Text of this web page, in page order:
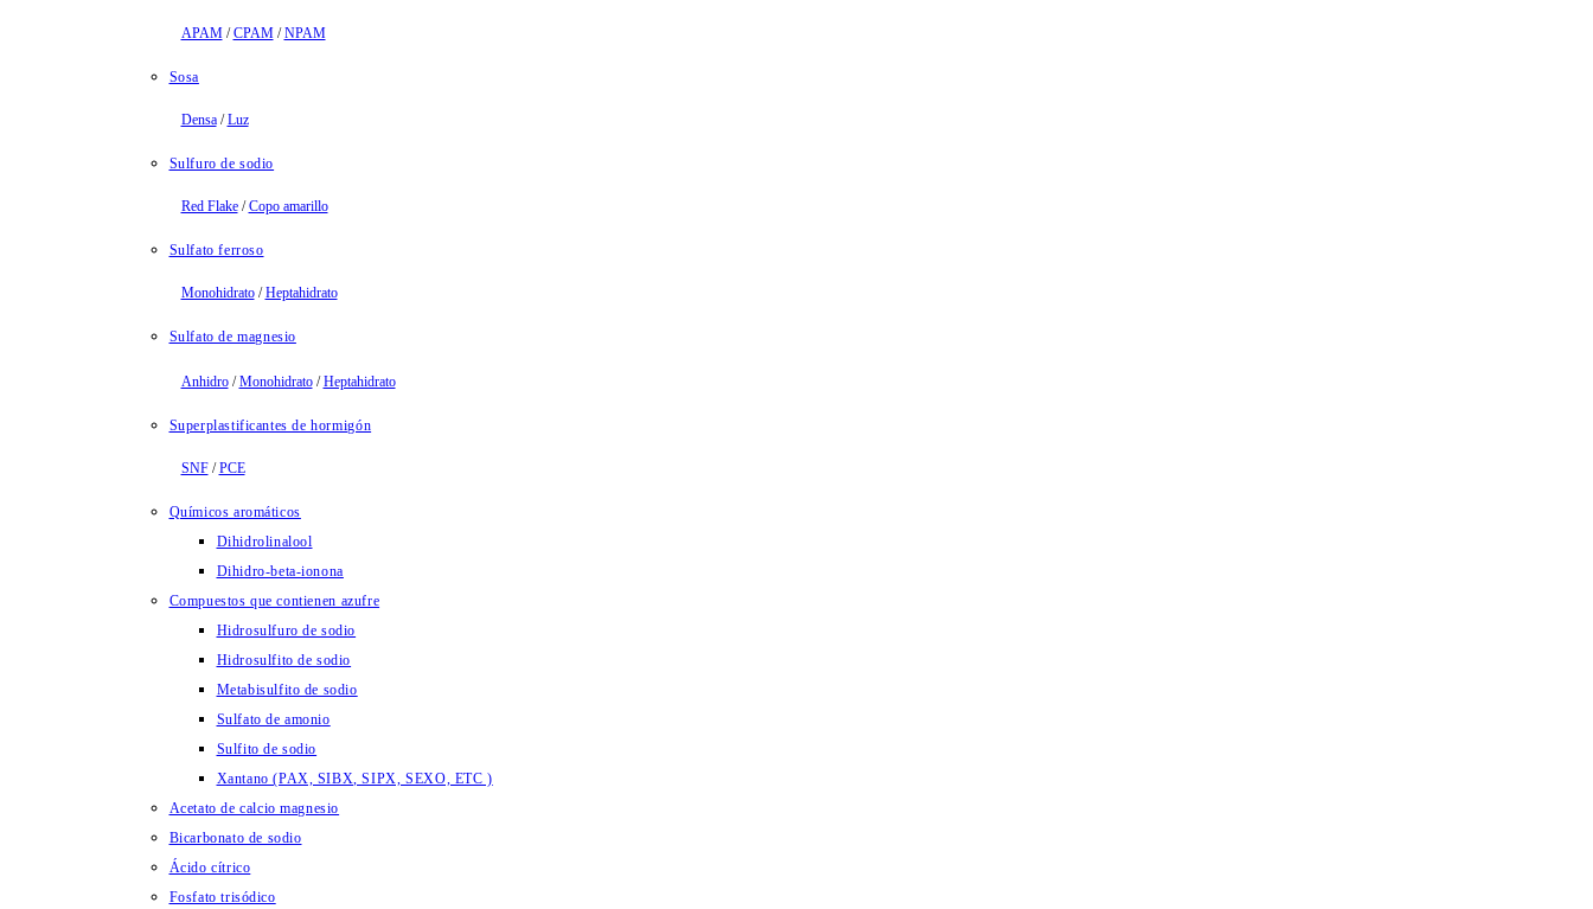
APAM/CPAM/NPAM
Sosa
Densa/Luz
Sulfuro de sodio
Red Flake/Copo amarillo
Sulfato ferroso
Monohidrato/Heptahidrato
Sulfato de magnesio
Anhidro/Monohidrato/Heptahidrato
Superplastificantes de hormigón
SNF/PCE
Químicos aromáticos
Dihidrolinalool
Dihidro-beta-ionona
Compuestos que contienen azufre
Hidrosulfuro de sodio
Hidrosulfito de sodio
Metabisulfito de sodio
Sulfato de amonio
Sulfito de sodio
Xantano (PAX, SIBX, SIPX, SEXO, ETC )
Acetato de calcio magnesio
Bicarbonato de sodio
Ácido cítrico
Fosfato trisódico